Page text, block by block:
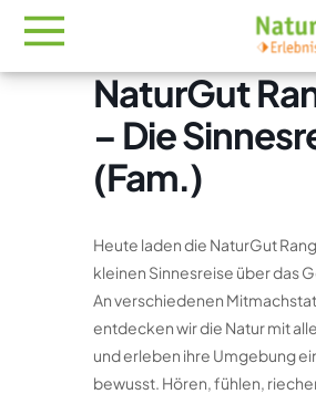
NaturGut
– Die
(Fam.)
Heute laden die NaturGut
kleinen Sinnesreise über das
An verschiedenen
entdecken wir die Natur mit
und erleben ihre Umgebung
bewusst. Hören, fühlen,